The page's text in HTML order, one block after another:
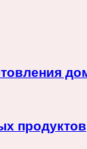
продуктов